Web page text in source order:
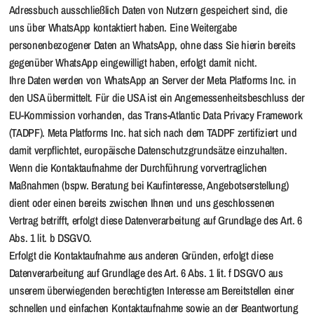
Adressbuch ausschließlich Daten von Nutzern gespeichert sind, die
uns über WhatsApp kontaktiert haben. Eine Weitergabe
personenbezogener Daten an WhatsApp, ohne dass Sie hierin bereits
gegenüber WhatsApp eingewilligt haben, erfolgt damit nicht.
Ihre Daten werden von WhatsApp an Server der Meta Platforms Inc. in
den USA übermittelt. Für die USA ist ein Angemessenheitsbeschluss der
EU-Kommission vorhanden, das Trans-Atlantic Data Privacy Framework
(TADPF). Meta Platforms Inc. hat sich nach dem TADPF zertifiziert und
damit verpflichtet, europäische Datenschutzgrundsätze einzuhalten.
Wenn die Kontaktaufnahme der Durchführung vorvertraglichen
Maßnahmen (bspw. Beratung bei Kaufinteresse, Angebotserstellung)
dient oder einen bereits zwischen Ihnen und uns geschlossenen
Vertrag betrifft, erfolgt diese Datenverarbeitung auf Grundlage des Art. 6
Abs. 1 lit. b DSGVO.
Erfolgt die Kontaktaufnahme aus anderen Gründen, erfolgt diese
Datenverarbeitung auf Grundlage des Art. 6 Abs. 1 lit. f DSGVO aus
unserem überwiegenden berechtigten Interesse am Bereitstellen einer
schnellen und einfachen Kontaktaufnahme sowie an der Beantwortung